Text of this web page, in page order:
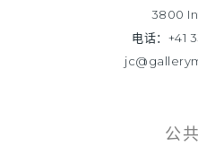
3800
电话：+41
公